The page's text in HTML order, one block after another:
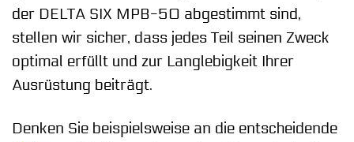
der DELTA SIX MPB-50 abgestimmt sind,
stellen wir sicher, dass jedes Teil seinen Zweck
optimal erfüllt und zur Langlebigkeit Ihrer
Ausrüstung beiträgt.
Denken Sie beispielsweise an die entscheidende